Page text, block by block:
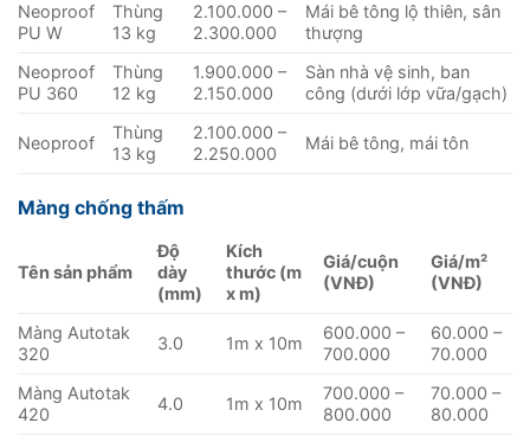
Neoproof
PU W
Thùng
13 kg
2.100.000 –
2.300.000
Mái bê tông lộ thiên, sân
thượng
Neoproof
PU 360
Thùng
12 kg
1.900.000 –
2.150.000
Sàn nhà vệ sinh, ban
công (dưới lớp vữa/gạch)
Neoproof
Thùng
13 kg
2.100.000 –
2.250.000
Mái bê tông, mái tôn
Màng chống thấm
Tên sản phẩm
Độ
dày
(mm)
Kích
thước (m
x m)
Giá/cuộn
(VNĐ)
Giá/m²
(VNĐ)
Màng Autotak
320
3.0 1m x 10m
600.000 –
700.000
60.000 –
70.000
Màng Autotak
420
4.0 1m x 10m
700.000 –
800.000
70.000 –
80.000